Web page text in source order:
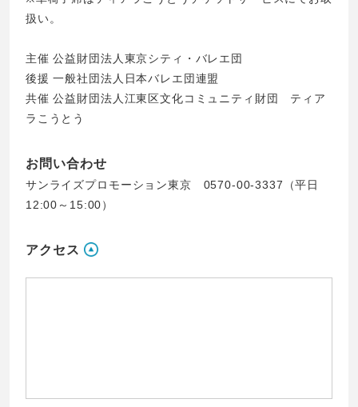
扱い。
主催 公益財団法人東京シティ・バレエ団
後援 一般社団法人日本バレエ団連盟
共催 公益財団法人江東区文化コミュニティ財団 ティア
ラこうとう
お問い合わせ
サンライズプロモーション東京 0570-00-3337（平日
12:00～15:00）
アクセス